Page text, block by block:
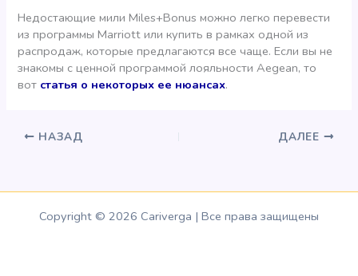
Недостающие мили Miles+Bonus можно легко перевести
из программы Marriott или купить в рамках одной из
распродаж, которые предлагаются все чаще. Если вы не
знакомы с ценной программой лояльности Aegean, то
вот статья о некоторых ее нюансах.
НАЗАД ДАЛЕЕ
Copyright © 2026 Cariverga | Все права защищены